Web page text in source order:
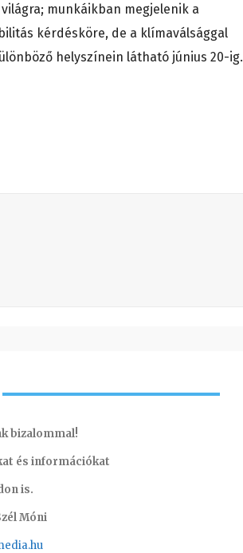
munkáikban megjelenik a
kérdésköre, de a klímaválsággal
helyszínein látható június 20-ig.
bizalommal!
és információkat
is.
Móni